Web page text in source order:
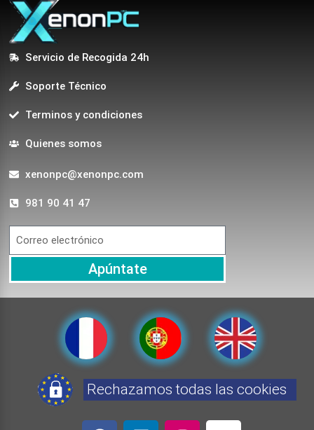
Servicio de Recogida 24h
Soporte Técnico
Terminos y condiciones
Quienes somos
xenonpc@xenonpc.com
981 90 41 47
Apúntate
Rechazamos todas las cookies